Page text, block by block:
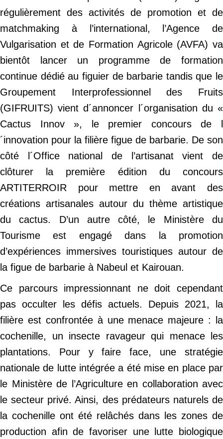
régulièrement des activités de promotion et de
matchmaking à l’international, l’Agence de
Vulgarisation et de Formation Agricole (AVFA) va
bientôt lancer un programme de formation
continue dédié au figuier de barbarie tandis que le
Groupement Interprofessionnel des Fruits
(GIFRUITS) vient d´annoncer l´organisation du «
Cactus Innov », le premier concours de l
´innovation pour la filière figue de barbarie. De son
côté l´Office national de l’artisanat vient de
clôturer la première édition du concours
ARTITERROIR pour mettre en avant des
créations artisanales autour du thème artistique
du cactus. D’un autre côté, le Ministère du
Tourisme est engagé dans la promotion
d’expériences immersives touristiques autour de
la figue de barbarie à Nabeul et Kairouan.
Ce parcours impressionnant ne doit cependant
pas occulter les défis actuels. Depuis 2021, la
filière est confrontée à une menace majeure : la
cochenille, un insecte ravageur qui menace les
plantations. Pour y faire face, une stratégie
nationale de lutte intégrée a été mise en place par
le Ministère de l’Agriculture en collaboration avec
le secteur privé. Ainsi, des prédateurs naturels de
la cochenille ont été relâchés dans les zones de
production afin de favoriser une lutte biologique